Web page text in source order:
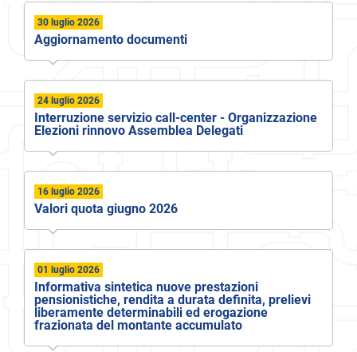
30 luglio 2026
Aggiornamento documenti
24 luglio 2026
Interruzione servizio call-center - Organizzazione
Elezioni rinnovo Assemblea Delegati
16 luglio 2026
Valori quota giugno 2026
01 luglio 2026
Informativa sintetica nuove prestazioni
pensionistiche, rendita a durata definita, prelievi
liberamente determinabili ed erogazione
frazionata del montante accumulato